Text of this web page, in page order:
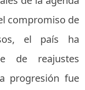
compromiso de
el país ha
de reajustes
progresión fue